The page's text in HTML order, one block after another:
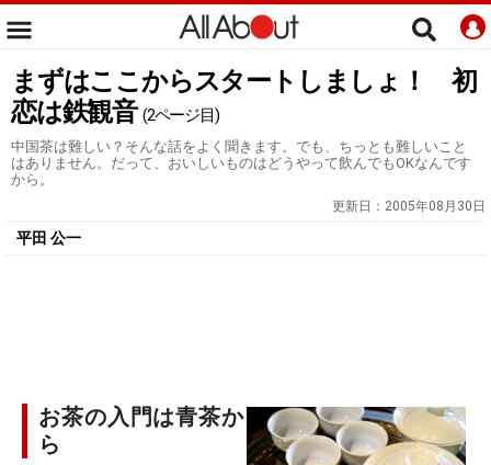
まずはここからスタートしましょ！ 初
恋は鉄観音 (2ページ目)
中国茶は難しい？そんな話をよく聞きます。でも、ちっとも難しいこと
はありません。だって、おいしいものはどうやって飲んでもOKなんです
から。
更新日： 2005年08月30日
平田 公一
お茶の入門は青茶か
ら